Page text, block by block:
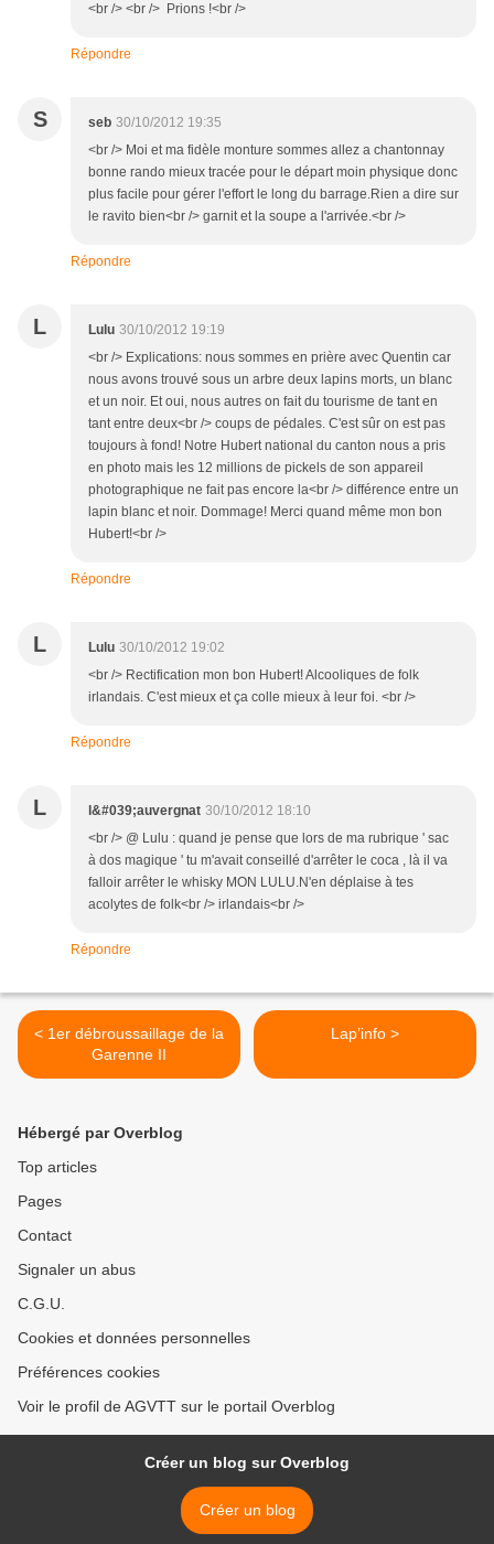
<br /> <br /> Prions !<br />
Répondre
S seb 30/10/2012 19:35
<br /> Moi et ma fidèle monture sommes allez a chantonnay
bonne rando mieux tracée pour le départ moin physique donc
plus facile pour gérer l'effort le long du barrage.Rien a dire sur
le ravito bien<br /> garnit et la soupe a l'arrivée.<br />
Répondre
L Lulu 30/10/2012 19:19
<br /> Explications: nous sommes en prière avec Quentin car
nous avons trouvé sous un arbre deux lapins morts, un blanc
et un noir. Et oui, nous autres on fait du tourisme de tant en
tant entre deux<br /> coups de pédales. C'est sûr on est pas
toujours à fond! Notre Hubert national du canton nous a pris
en photo mais les 12 millions de pickels de son appareil
photographique ne fait pas encore la<br /> différence entre un
lapin blanc et noir. Dommage! Merci quand même mon bon
Hubert!<br />
Répondre
L Lulu 30/10/2012 19:02
<br /> Rectification mon bon Hubert! Alcooliques de folk
irlandais. C'est mieux et ça colle mieux à leur foi. <br />
Répondre
L l&#039;auvergnat 30/10/2012 18:10
<br /> @ Lulu : quand je pense que lors de ma rubrique ' sac
à dos magique ' tu m'avait conseillé d'arrêter le coca , là il va
falloir arrêter le whisky MON LULU.N'en déplaise à tes
acolytes de folk<br /> irlandais<br />
Répondre
< 1er débroussaillage de la
Garenne II
Lap’info >
Hébergé par Overblog
Top articles
Pages
Contact
Signaler un abus
C.G.U.
Cookies et données personnelles
Préférences cookies
Voir le profil de AGVTT sur le portail Overblog
Créer un blog sur Overblog
Créer un blog